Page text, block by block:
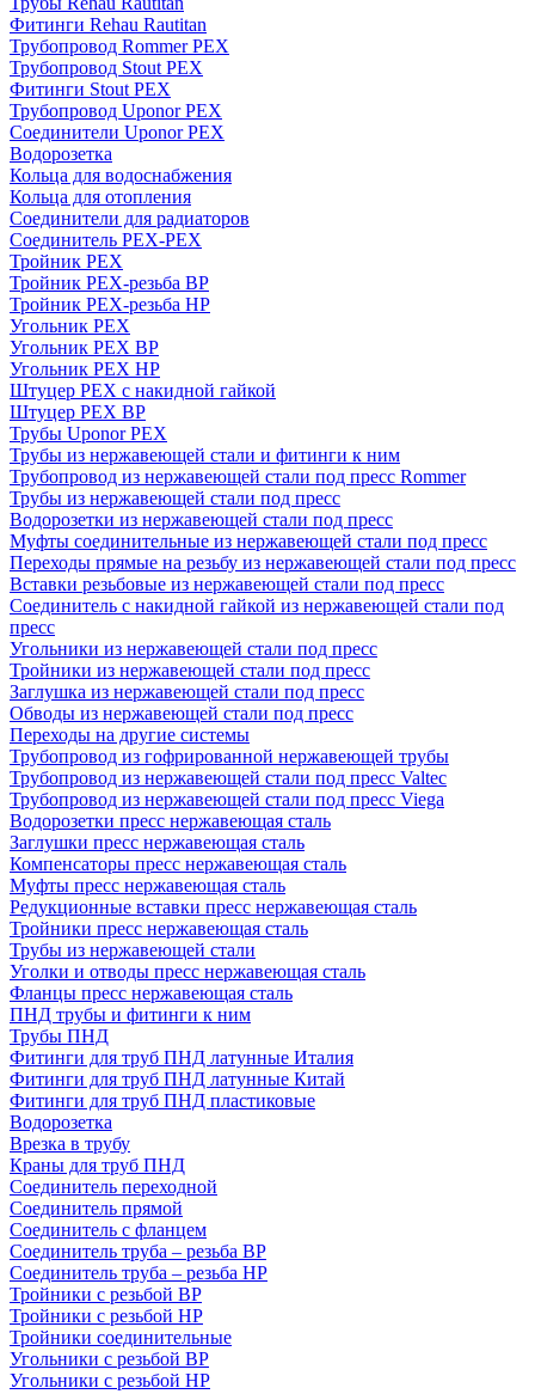
Фитинги Rehau Rautitan
Трубопровод Rommer PEX
Трубопровод Stout PEX
Фитинги Stout PEX
Трубопровод Uponor PEX
Соединители Uponor PEX
Водорозетка
Кольца для водоснабжения
Кольца для отопления
Соединители для радиаторов
Соединитель PEX-PEX
Тройник PEX
Тройник PEX-резьба ВР
Тройник PEX-резьба НР
Угольник PEX
Угольник PEX ВР
Угольник PEX НР
Штуцер PEX c накидной гайкой
Штуцер PEX ВР
Трубы Uponor PEX
Трубы из нержавеющей стали и фитинги к ним
Трубопровод из нержавеющей стали под пресс Rommer
Трубы из нержавеющей стали под пресс
Водорозетки из нержавеющей стали под пресс
Муфты соединительные из нержавеющей стали под пресс
Переходы прямые на резьбу из нержавеющей стали под пресс
Вставки резьбовые из нержавеющей стали под пресс
Соединитель с накидной гайкой из нержавеющей стали под
пресс
Угольники из нержавеющей стали под пресс
Тройники из нержавеющей стали под пресс
Заглушка из нержавеющей стали под пресс
Обводы из нержавеющей стали под пресс
Переходы на другие системы
Трубопровод из гофрированной нержавеющей трубы
Трубопровод из нержавеющей стали под пресс Valtec
Трубопровод из нержавеющей стали под пресс Viega
Водорозетки пресс нержавеющая сталь
Заглушки пресс нержавеющая сталь
Компенсаторы пресс нержавеющая сталь
Муфты пресс нержавеющая сталь
Редукционные вставки пресс нержавеющая сталь
Тройники пресс нержавеющая сталь
Трубы из нержавеющей стали
Уголки и отводы пресс нержавеющая сталь
Фланцы пресс нержавеющая сталь
ПНД трубы и фитинги к ним
Трубы ПНД
Фитинги для труб ПНД латунные Италия
Фитинги для труб ПНД латунные Китай
Фитинги для труб ПНД пластиковые
Водорозетка
Врезка в трубу
Краны для труб ПНД
Соединитель переходной
Соединитель прямой
Соединитель с фланцем
Соединитель труба – резьба ВР
Соединитель труба – резьба НР
Тройники с резьбой ВР
Тройники с резьбой НР
Тройники соединительные
Угольники с резьбой ВР
Угольники с резьбой НР